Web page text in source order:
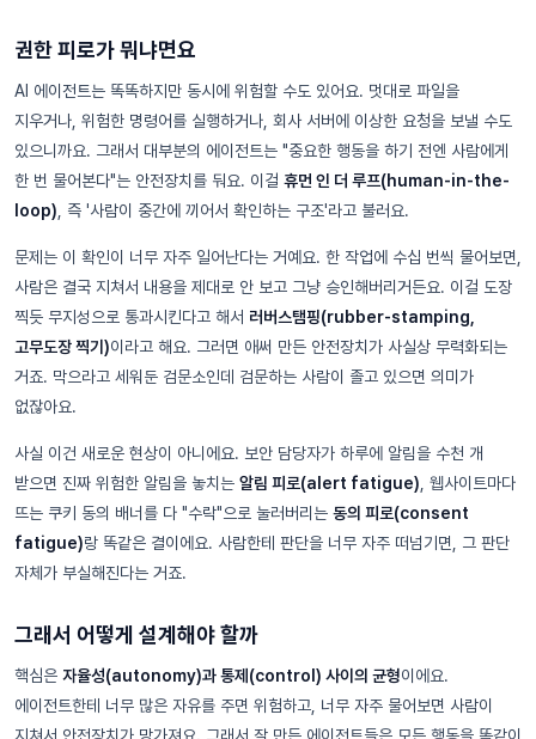
권한 피로가 뭐냐면요
AI 에이전트는 똑똑하지만 동시에 위험할 수도 있어요. 멋대로 파일을
지우거나, 위험한 명령어를 실행하거나, 회사 서버에 이상한 요청을 보낼 수도
있으니까요. 그래서 대부분의 에이전트는 "중요한 행동을 하기 전엔 사람에게
한 번 물어본다"는 안전장치를 둬요. 이걸 휴먼 인 더 루프(human-in-the-
loop), 즉 '사람이 중간에 끼어서 확인하는 구조'라고 불러요.
문제는 이 확인이 너무 자주 일어난다는 거예요. 한 작업에 수십 번씩 물어보면,
사람은 결국 지쳐서 내용을 제대로 안 보고 그냥 승인해버리거든요. 이걸 도장
찍듯 무지성으로 통과시킨다고 해서 러버스탬핑(rubber-stamping,
고무도장 찍기)이라고 해요. 그러면 애써 만든 안전장치가 사실상 무력화되는
거죠. 막으라고 세워둔 검문소인데 검문하는 사람이 졸고 있으면 의미가
없잖아요.
사실 이건 새로운 현상이 아니에요. 보안 담당자가 하루에 알림을 수천 개
받으면 진짜 위험한 알림을 놓치는 알림 피로(alert fatigue), 웹사이트마다
뜨는 쿠키 동의 배너를 다 "수락"으로 눌러버리는 동의 피로(consent
fatigue)랑 똑같은 결이에요. 사람한테 판단을 너무 자주 떠넘기면, 그 판단
자체가 부실해진다는 거죠.
그래서 어떻게 설계해야 할까
핵심은 자율성(autonomy)과 통제(control) 사이의 균형이에요.
에이전트한테 너무 많은 자유를 주면 위험하고, 너무 자주 물어보면 사람이